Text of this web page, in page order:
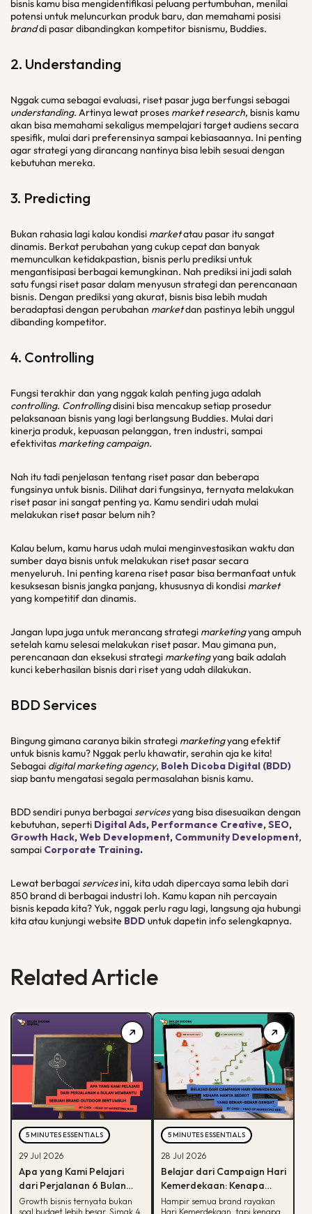
bisnis kamu bisa mengidentifikasi peluang pertumbuhan, menilai
potensi untuk meluncurkan produk baru, dan memahami posisi
branddi pasar dibandingkan kompetitor bisnismu, Buddies.
2. Understanding
Nggak cuma sebagai evaluasi, riset pasar juga berfungsi sebagai
understanding. Artinya lewat proses market research, bisnis kamu
akan bisa memahami sekaligus mempelajari target audiens secara
spesifik, mulai dari preferensinya sampai kebiasaannya. Ini penting
agar strategi yang dirancang nantinya bisa lebih sesuai dengan
kebutuhan mereka.
3. Predicting
Bukan rahasia lagi kalau kondisi marketatau pasar itu sangat
dinamis. Berkat perubahan yang cukup cepat dan banyak
memunculkan ketidakpastian, bisnis perlu prediksi untuk
mengantisipasi berbagai kemungkinan. Nah prediksi ini jadi salah
satu fungsi riset pasar dalam menyusun strategi dan perencanaan
bisnis. Dengan prediksi yang akurat, bisnis bisa lebih mudah
beradaptasi dengan perubahan marketdan pastinya lebih unggul
dibanding kompetitor.
4. Controlling
Fungsi terakhir dan yang nggak kalah penting juga adalah
controlling. Controllingdisini bisa mencakup setiap prosedur
pelaksanaan bisnis yang lagi berlangsung Buddies. Mulai dari
kinerja produk, kepuasan pelanggan, tren industri, sampai
efektivitas marketing campaign.
Nah itu tadi penjelasan tentang riset pasar dan beberapa
fungsinya untuk bisnis. Dilihat dari fungsinya, ternyata melakukan
riset pasar ini sangat penting ya. Kamu sendiri udah mulai
melakukan riset pasar belum nih?
Kalau belum, kamu harus udah mulai menginvestasikan waktu dan
sumber daya bisnis untuk melakukan riset pasar secara
menyeluruh. Ini penting karena riset pasar bisa bermanfaat untuk
kesuksesan bisnis jangka panjang, khususnya di kondisi market
yang kompetitif dan dinamis.
Jangan lupa juga untuk merancang strategi marketingyang ampuh
setelah kamu selesai melakukan riset pasar. Mau gimana pun,
perencanaan dan eksekusi strategi marketingyang baik adalah
kunci keberhasilan bisnis dari riset yang udah dilakukan.
BDDServices
Bingung gimana caranya bikin strategi marketingyang efektif
untuk bisnis kamu? Nggak perlu khawatir, serahin aja ke kita!
Sebagai digital marketing agency, Boleh Dicoba Digital (BDD)
siap bantu mengatasi segala permasalahan bisnis kamu.
BDD sendiri punya berbagai servicesyang bisa disesuaikan dengan
kebutuhan, seperti Digital Ads, Performance Creative,SEO,
Growth Hack,Web Development, Community Development,
sampai Corporate Training.
Lewat berbagai servicesini, kita udah dipercaya sama lebih dari
850 brand di berbagai industri loh. Kamu kapan nih percayain
bisnis kepada kita? Yuk, nggak perlu ragu lagi, langsung aja hubungi
kita atau kunjungi website BDDuntuk dapetin info selengkapnya.
Related Article
5 MINUTES ESSENTIALS
29 Jul 2026
Apa yang Kami Pelajari
dari Perjalanan 6 Bulan
Membantu Sebuah Brand
Growth bisnis ternyata bukan
soal budget lebih besar. Simak 4
5 MINUTES ESSENTIALS
28 Jul 2026
Belajar dari Campaign Hari
Kemerdekaan: Kenapa
Hanya Sedikit yang Benar-
Hampir semua brand rayakan
Hari Kemerdekaan, tapi kenapa